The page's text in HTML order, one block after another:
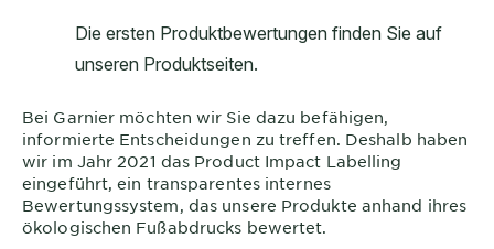
Bei Garnier möchten wir Sie dazu befähigen,
informierte Entscheidungen zu treffen. Deshalb haben
wir im Jahr 2021 das Product Impact Labelling
eingeführt, ein transparentes internes
Bewertungssystem, das unsere Produkte anhand ihres
ökologischen Fußabdrucks bewertet.